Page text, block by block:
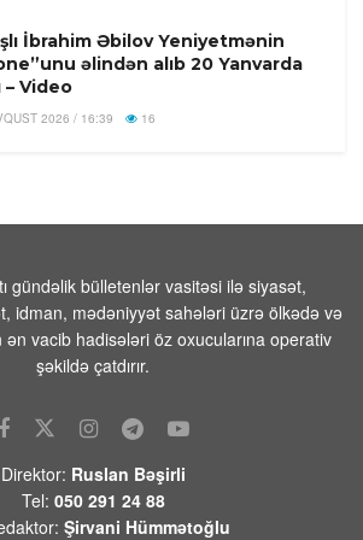
İbrahim Əbilov Yeniyetmənin
əlindən alıb 20 Yanvarda
– Video
2026 / 16:39 16
Dadaşov -Azərbaycan: Qaranlıq
aydınlıq tarixə” kitabına
2026 / 13:09 117
Şahinoğlu:”Kreml Ceyhun
Kiyevdəki görüşlərini də
izləyəcək”
2026 / 12:33 8
gündəlik bülletenlər vasitəsi ilə siyasət,
idman, mədəniyyət sahələri üzrə ölkədə və
vacib hadisələri öz oxucularına operativ
şəkildə çatdırır.
Direktor: Ruslan Bəşirli
Tel: 050 291 24 88
Şirvani Hümmətoğlu